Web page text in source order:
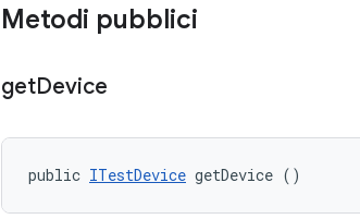
Metodi pubblici
getDevice
public ITestDevice getDevice ()